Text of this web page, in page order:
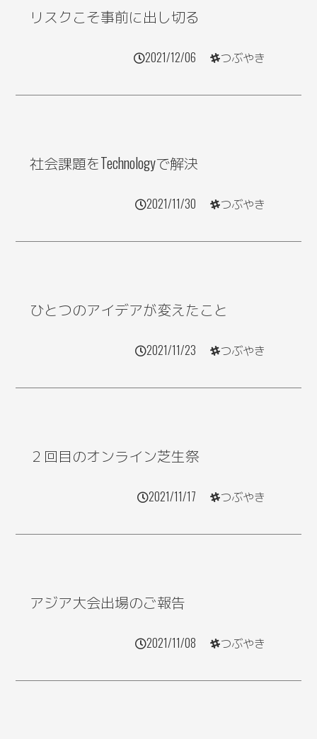
リスクこそ事前に出し切る
2021/12/06 つぶやき
社会課題をTechnologyで解決
2021/11/30 つぶやき
ひとつのアイデアが変えたこと
2021/11/23 つぶやき
２回目のオンライン芝生祭
2021/11/17 つぶやき
アジア大会出場のご報告
2021/11/08 つぶやき